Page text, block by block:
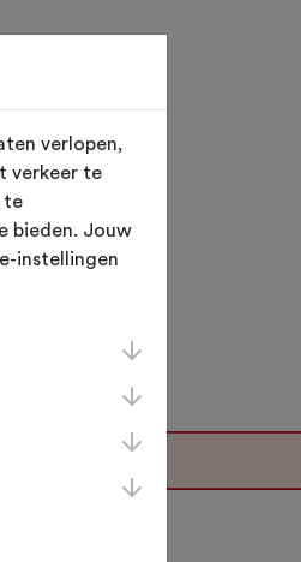
september 2026.
verlopen,
verkeer te
te
bieden. Jouw
instellingen